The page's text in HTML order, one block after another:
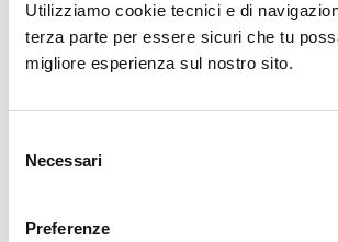
Utilizziamo cookie tecnici e di
terza parte per essere sicuri che tu
migliore esperienza sul nostro sito.
delNecessari
Preferenze
digitali e le aziende cercano nuovi modi
immediati e "umani" per interagire con loro:
Service stanno subendo una profonda